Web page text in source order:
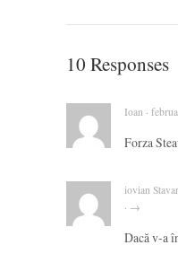
10 Responses
Ioan ·
Forza
iovian
· →
Dacă v-a